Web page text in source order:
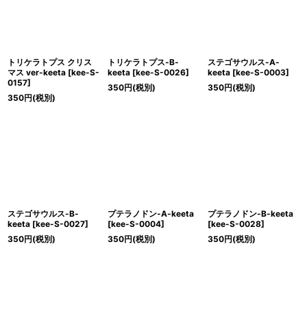
トリケラトプス クリス
マス ver-keeta [kee-S-
0157]
350円(税別)
トリケラトプス-B-
keeta [kee-S-0026]
350円(税別)
ステゴサウルス-A-
keeta [kee-S-0003]
350円(税別)
ステゴサウルス-B-
keeta [kee-S-0027]
350円(税別)
プテラノドン-A-keeta
[kee-S-0004]
350円(税別)
プテラノドン-B-keeta
[kee-S-0028]
350円(税別)